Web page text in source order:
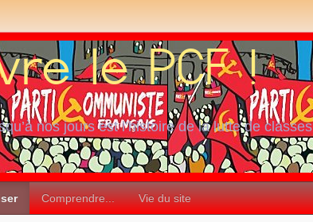
nos jours est l’histoire de la lutte de classes
Comprendre... Vie du site